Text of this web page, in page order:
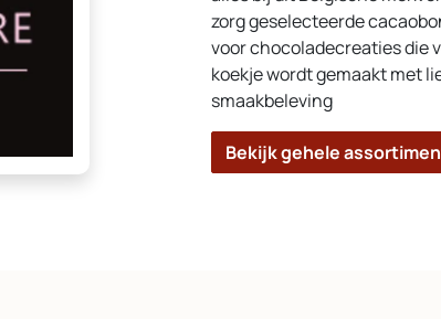
zorg geselecteerde
voor chocoladecreaties die
koekje wordt gemaakt met
smaakbeleving
Bekijk gehele